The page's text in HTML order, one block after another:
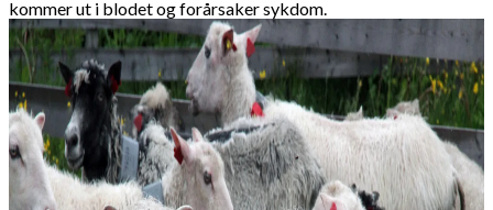
kommer ut i blodet og forårsaker sykdom.